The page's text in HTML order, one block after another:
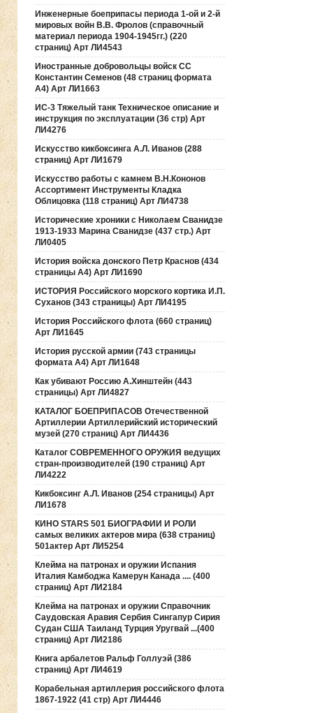
Инженерные боеприпасы периода 1-ой и 2-й
мировых войн В.В. Фролов (справочный
материал периода 1904-1945гг.) (220
страниц) Арт ЛИ4543
Иностранные добровольцы войск СС
Константин Семенов (48 страниц формата
А4) Арт ЛИ1663
ИС-3 Тяжелый танк Техническое описание и
инструкция по эксплуатации (36 стр) Арт
ЛИ4276
Искусство кикбоксинга А.Л. Иванов (288
страниц) Арт ЛИ1679
Искусство работы с камнем В.Н.Кононов
Ассортимент Инструменты Кладка
Облицовка (118 страниц) Арт ЛИ4738
Исторические хроники с Николаем Сванидзе
1913-1933 Марина Сванидзе (437 стр.) Арт
ЛИ0405
История войска донского Петр Краснов (434
страницы А4) Арт ЛИ1690
ИСТОРИЯ Российского морского кортика И.П.
Суханов (343 страницы) Арт ЛИ4195
История Российского флота (660 страниц)
Арт ЛИ1645
История русской армии (743 страницы
формата А4) Арт ЛИ1648
Как убивают Россию А.Хинштейн (443
страницы) Арт ЛИ4827
КАТАЛОГ БОЕПРИПАСОВ Отечественной
Артиллерии Артиллерийский исторический
музей (270 страниц) Арт ЛИ4436
Каталог СОВРЕМЕННОГО ОРУЖИЯ ведущих
стран-производителей (190 страниц) Арт
ЛИ4222
Кикбоксинг А.Л. Иванов (254 страницы) Арт
ЛИ1678
КИНО STARS 501 БИОГРАФИИ И РОЛИ
самых великих актеров мира (638 страниц)
501актер Арт ЛИ5254
Клейма на патронах и оружии Испания
Италия Камбоджа Камерун Канада .... (400
страниц) Арт ЛИ2184
Клейма на патронах и оружии Справочник
Саудовская Аравия Сербия Сингапур Сирия
Судан США Таиланд Турция Уругвай ...(400
страниц) Арт ЛИ2186
Книга арбалетов Ральф Голлуэй (386
страниц) Арт ЛИ4619
Корабельная артиллерия российского флота
1867-1922 (41 стр) Арт ЛИ4446